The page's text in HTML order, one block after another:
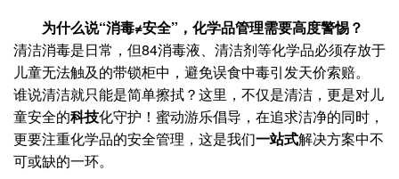
为什么说“消毒≠安全”，化学品管理需要高度警惕？
清洁消毒是日常，但84消毒液、清洁剂等化学品必须存放于
儿童无法触及的带锁柜中，避免误食中毒引发天价索赔。
谁说清洁就只能是简单擦拭？这里，不仅是清洁，更是对儿
童安全的科技化守护！蜜动游乐倡导，在追求洁净的同时，
更要注重化学品的安全管理，这是我们一站式解决方案中不
可或缺的一环。